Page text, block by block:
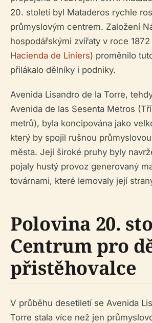
20. století byl Mataderos rychle
průmyslovým centrem. Založení
hospodářskými zvířaty v roce 1872
Hacienda de Liniers) proměnilo
přilákalo dělníky i podniky.
Avenida Lisandro de la Torre,
Avenida de las Sesenta Metros
metrů), byla koncipována jako
který by spojil rušnou
města. Její široké pruhy byly
pojaly hustý provoz generovaný
továrnami, které lemovaly její
Polovina 20.
Centrum pro
přistěhovalce
V průběhu desetiletí se Avenida
Torre stala více než jen